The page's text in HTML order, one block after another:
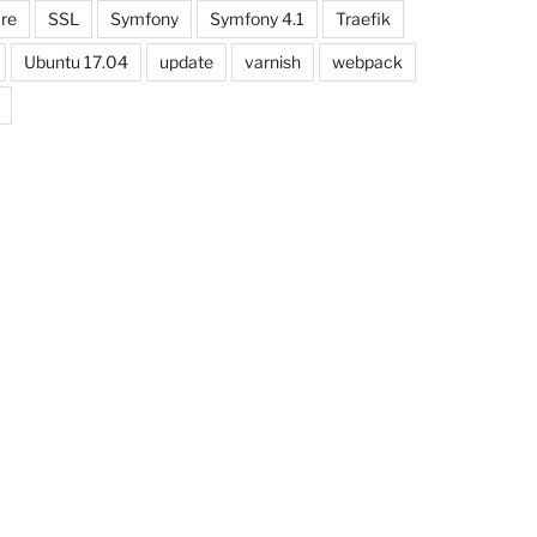
SSL Symfony Symfony 4.1 Traefik
Ubuntu 17.04 update varnish webpack